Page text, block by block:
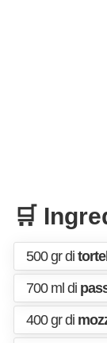
🛒
500 gr di
700 ml di
400 gr di